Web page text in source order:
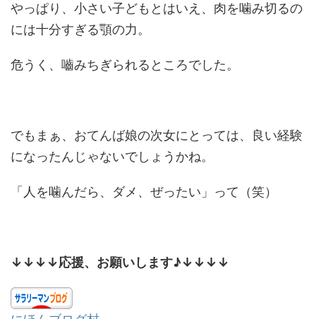
やっぱり、小さい子どもとはいえ、肉を噛み切るの
には十分すぎる顎の力。
危うく、嚙みちぎられるところでした。
でもまぁ、おてんば娘の次女にとっては、良い経験
になったんじゃないでしょうかね。
「人を噛んだら、ダメ、ぜったい」って（笑）
↓↓↓↓応援、お願いします♪↓↓↓↓